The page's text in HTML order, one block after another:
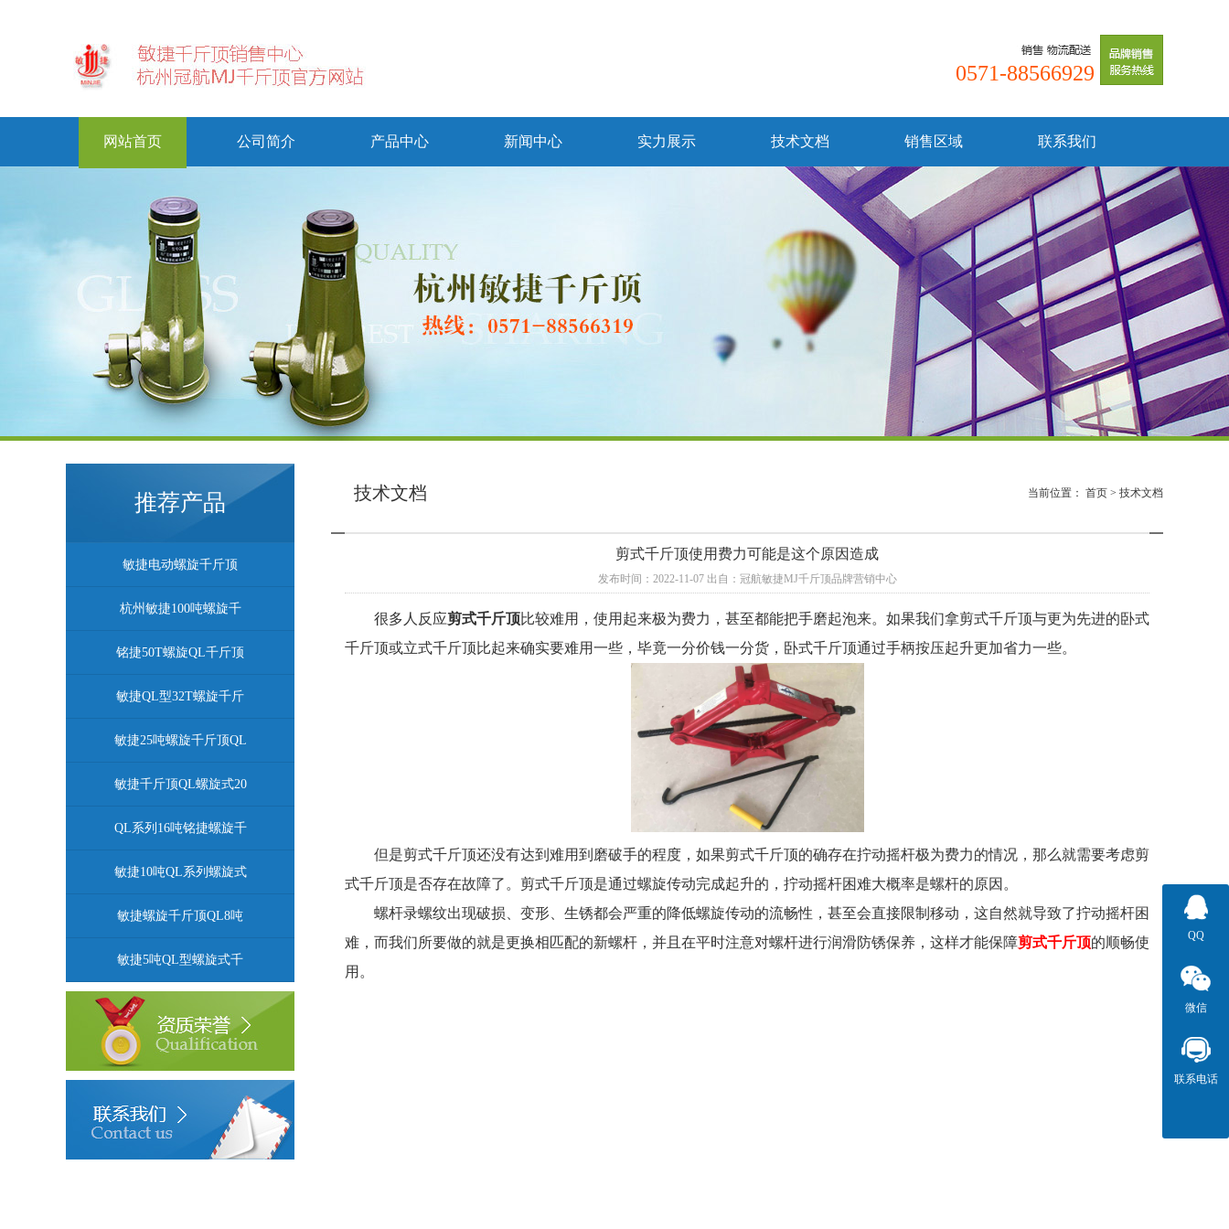
0571-88566929
网站首页 公司简介 产品中心 新闻中心 实力展示 技术文档 销售区域 联系我们
推荐产品
敏捷电动螺旋千斤顶
杭州敏捷100吨螺旋千
铭捷50T螺旋QL千斤顶
敏捷QL型32T螺旋千斤
敏捷25吨螺旋千斤顶QL
敏捷千斤顶QL螺旋式20
QL系列16吨铭捷螺旋千
敏捷10吨QL系列螺旋式
敏捷螺旋千斤顶QL8吨
敏捷5吨QL型螺旋式千
技术文档 当前位置： 首页 > 技术文档
剪式千斤顶使用费力可能是这个原因造成
发布时间：2022-11-07 出自：冠航敏捷MJ千斤顶品牌营销中心
很多人反应剪式千斤顶比较难用，使用起来极为费力，甚至都能把手磨起泡来。如果我们拿剪式千斤顶与更为先进的卧式
千斤顶或立式千斤顶比起来确实要难用一些，毕竟一分价钱一分货，卧式千斤顶通过手柄按压起升更加省力一些。
但是剪式千斤顶还没有达到难用到磨破手的程度，如果剪式千斤顶的确存在拧动摇杆极为费力的情况，那么就需要考虑剪
式千斤顶是否存在故障了。剪式千斤顶是通过螺旋传动完成起升的，拧动摇杆困难大概率是螺杆的原因。
螺杆录螺纹出现破损、变形、生锈都会严重的降低螺旋传动的流畅性，甚至会直接限制移动，这自然就导致了拧动摇杆困
难，而我们所要做的就是更换相匹配的新螺杆，并且在平时注意对螺杆进行润滑防锈保养，这样才能保障剪式千斤顶的顺畅使
用。
QQ
微信
联系电话